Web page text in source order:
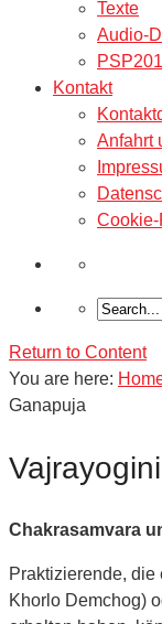
Texte
Audio-
Kontakt
Anfahrt
Return to Content
You are here:
Ganapuja
Chakrasamvara
Praktizierende,
Khorlo Demchog)